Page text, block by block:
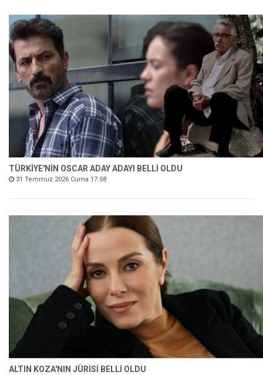
TÜRKİYE'NİN OSCAR ADAY ADAYI BELLİ OLDU
31 Temmuz 2026 Cuma 17:58
ALTIN KOZA'NIN JÜRİSİ BELLİ OLDU